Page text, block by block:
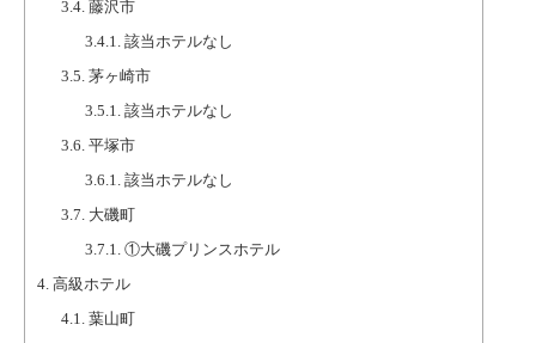
3.4.藤沢市
3.4.1.該当ホテルなし
3.5.茅ヶ崎市
3.5.1.該当ホテルなし
3.6.平塚市
3.6.1.該当ホテルなし
3.7.大磯町
3.7.1.①大磯プリンスホテル
4. 高級ホテル
4.1.葉山町